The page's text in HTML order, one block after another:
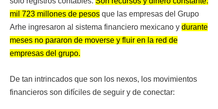
mil 723 millones de pesos que las empresas del Grupo
Arhe ingresaron al sistema financiero mexicano y durante
meses no pararon de moverse y fluir en la red de
empresas del grupo.
De tan intrincados que son los nexos, los movimientos
financieros son difíciles de seguir y de conectar: